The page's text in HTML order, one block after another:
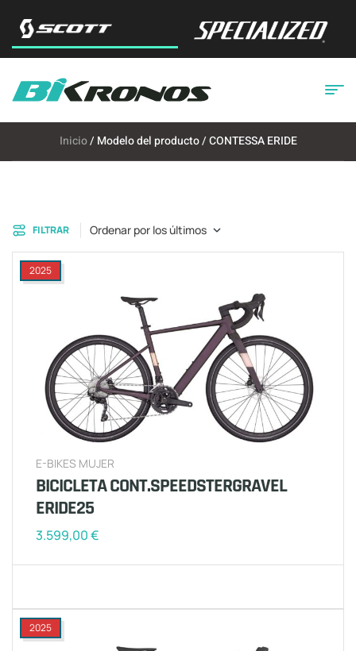
Inicio/ Modelo del producto / CONTESSA ERIDE
FILTRAR Ordenar por los últimos
2025
E-BIKES MUJER
BICICLETA CONT.SPEEDSTERGRAVEL
ERIDE25
3.599,00€
2025